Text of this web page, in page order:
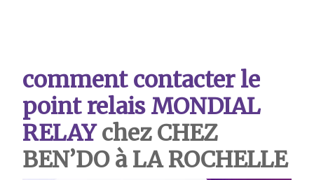
comment contacter le
point relais MONDIAL
RELAYchez CHEZ
BEN’DO à LA ROCHELLE